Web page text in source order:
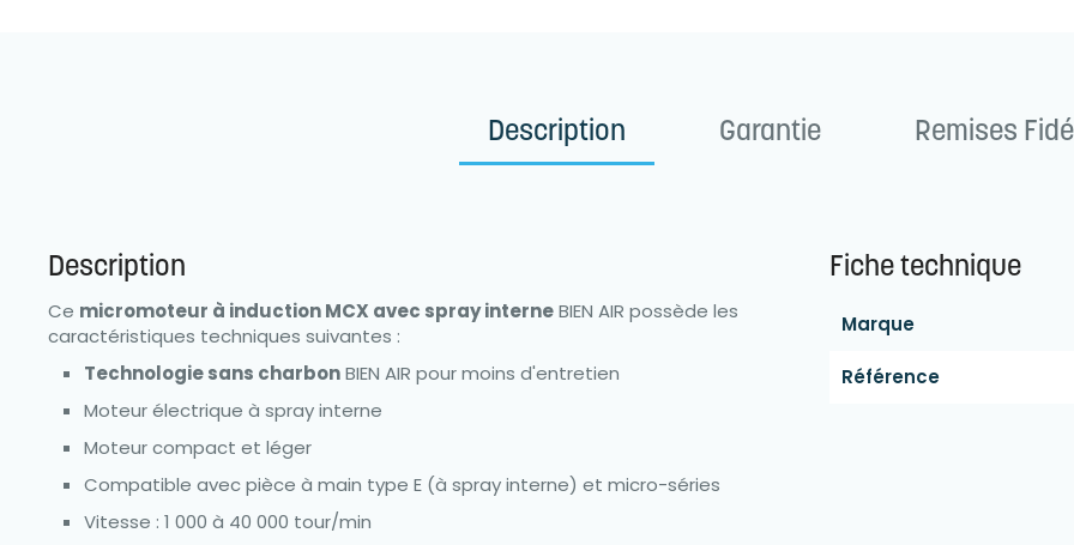
Description Garantie Remises
Description
Ce micromoteur à induction MCX avec spray interneBIEN AIR possède les
caractéristiques techniques suivantes :
Technologie sans charbonBIEN AIR pour moins d'entretien
Moteur électrique à spray interne
Moteur compact et léger
Compatible avec pièce à main type E (à spray interne) et micro-séries
Vitesse : 1 000 à 40 000 tour/min
Fiche technique
Marque
Référence